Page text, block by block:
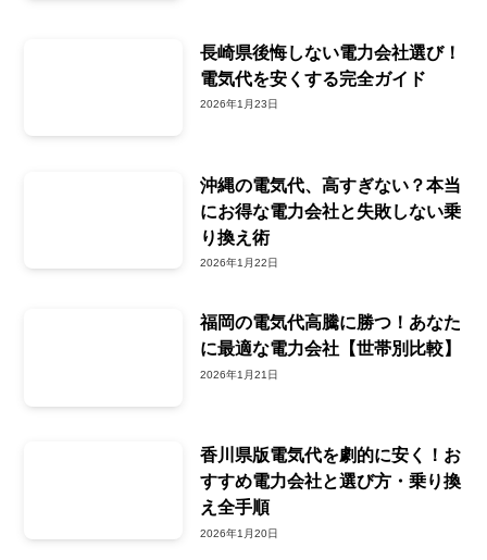
長崎県後悔しない電力会社選び！
電気代を安くする完全ガイド
2026年1月23日
沖縄の電気代、高すぎない？本当
にお得な電力会社と失敗しない乗
り換え術
2026年1月22日
福岡の電気代高騰に勝つ！あなた
に最適な電力会社【世帯別比較】
2026年1月21日
香川県版電気代を劇的に安く！お
すすめ電力会社と選び方・乗り換
え全手順
2026年1月20日